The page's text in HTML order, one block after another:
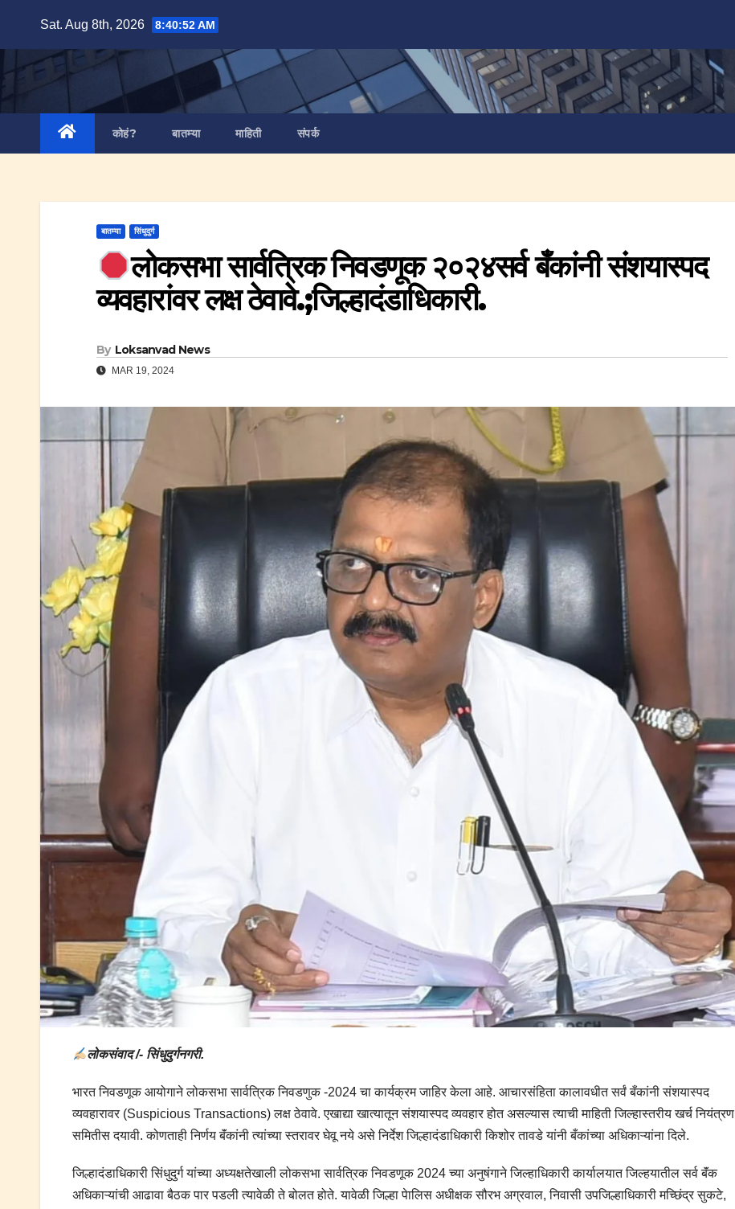
content
Sat. Aug 8th, 2026 8:40:53 AM
कोहं? बातम्या माहिती संपर्क
बातम्या सिंधुदुर्ग
लोकसभा सार्वत्रिक निवडणूक २०२४सर्व बँकांनी संशयास्पद
व्यवहारांवर लक्ष ठेवावे.;जिल्हादंडाधिकारी.
By Loksanvad News
MAR 19, 2024
लोकसंवाद /- सिंधुदुर्गनगरी.
भारत निवडणूक आयोगाने लोकसभा सार्वत्रिक निवडणुक -2024 चा कार्यक्रम जाहिर केला आहे. आचारसंहिता कालावधीत सर्वं बँकांनी संशयास्पद
व्यवहारावर (Suspicious Transactions) लक्ष ठेवावे. एखाद्या खात्यातून संशयास्‍पद व्‍यवहार होत असल्यास त्‍याची माहिती जिल्‍हास्‍तरीय खर्च नियंत्रण
समितीस दयावी. कोणताही निर्णय बॅंकांनी त्यांच्या स्‍तरावर घेवू नये असे निर्देश जिल्हादंडाधिकारी किशोर तावडे यांनी बँकांच्या अधिकाऱ्यांना दिले.
जिल्हादंडाधिकारी सिंधुदुर्ग यांच्या अध्‍यक्षतेखाली लोकसभा सार्वत्रिक निवडणूक 2024 च्‍या अनुषंगाने जिल्‍हाधिकारी कार्यालयात जिल्‍हयातील सर्व बॅंक
अधिकाऱ्यांची आढावा बैठक पार पडली त्यावेळी ते बोलत होते. यावेळी जिल्हा पेालिस अधीक्षक सौरभ अग्रवाल, निवासी उपजिल्हाधिकारी मच्छिंद्र सुकटे,